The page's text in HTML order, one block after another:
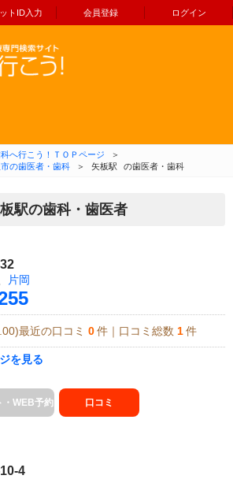
トID入力 会員登録 ログイン
コンテンツへ移動
へ行こう！ＴＯＰページ
＞
の歯医者・歯科 ＞ 矢板駅 の歯医者・歯科
駅の歯科・歯医者
片岡
最近の口コミ 0 件｜口コミ総数 1 件
を見る
・WEB予約 口コミ
4